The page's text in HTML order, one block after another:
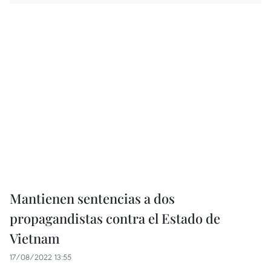
Mantienen sentencias a dos
propagandistas contra el Estado de
Vietnam
17/08/2022 13:55